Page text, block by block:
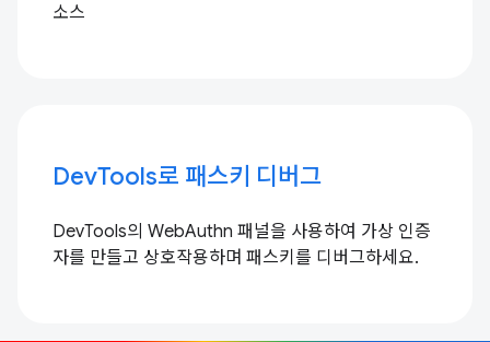
소스
DevTools로 패스키 디버그
DevTools의 WebAuthn 패널을 사용하여 가상 인증
자를 만들고 상호작용하며 패스키를 디버그하세요.